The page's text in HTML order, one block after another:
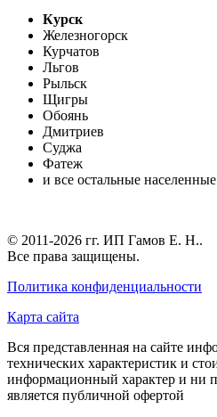
Курск
Железногорск
Курчатов
Льгов
Рыльск
Щигры
Обоянь
Дмитриев
Суджа
Фатеж
и все остальные
© 2011-2026 гг. ИП Гамов Е. Н..
Все права защищены.
Политика конфиденциальности
Карта сайта
Вся представленная на сайте
технических характеристик и
информационный характер и ни
является публичной офертой